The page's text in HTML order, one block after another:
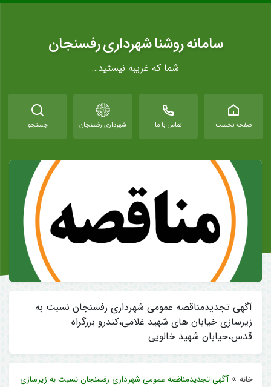
سامانه روشنا شهرداری رفسنجان
شما که غریبه نیستید…
صفحه نخست تماس با ما شهرداری رفسنجان جستجو
آگهی تجدیدمناقصه عمومی شهرداری رفسنجان نسبت به
زیرسازی خیابان های شهید غلامی،کندرو بزرگراه
قدس،خیابان شهید خالویی
خانه »آگهی تجدیدمناقصه عمومی شهرداری رفسنجان نسبت به زیرسازی